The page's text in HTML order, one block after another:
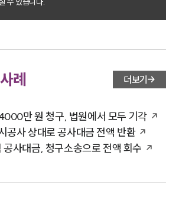
례 더보기
만 원 청구, 법원에서 모두 기각
공사 상대로 공사대금 전액 반환
공사대금, 청구소송으로 전액 회수